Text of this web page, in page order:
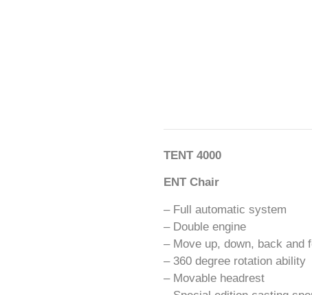
TENT 4000
ENT Chair
– Full automatic system
– Double engine
– Move up, down, back and
– 360 degree rotation ability
– Movable headrest